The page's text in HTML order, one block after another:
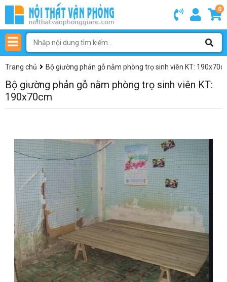
0
Trang chủ Bộ giường phản gỗ nằm phòng trọ sinh viên KT:
Bộ giường phản gỗ nằm phòng trọ sinh viên KT:
190x70cm